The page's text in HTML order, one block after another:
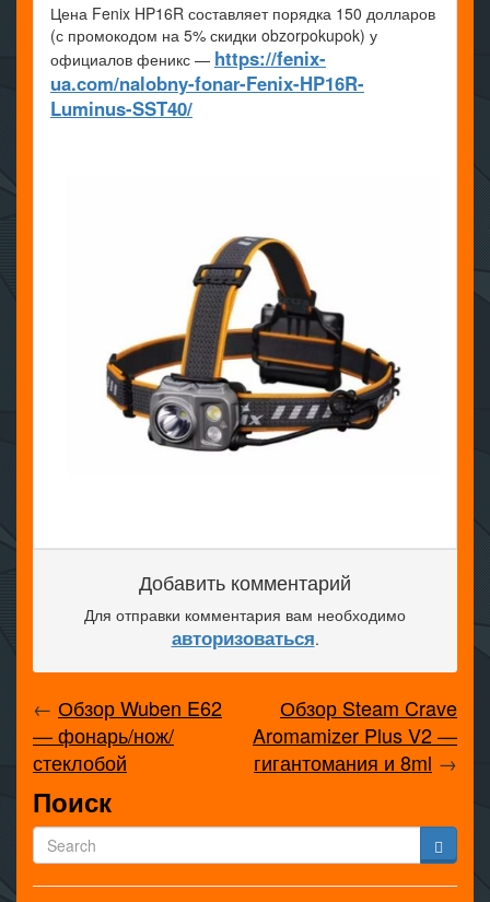
Цена Fenix HP16R составляет порядка 150 долларов
(с промокодом на 5% скидки obzorpokupok) у
официалов феникс — https://fenix-
ua.com/nalobny-fonar-Fenix-HP16R-
Luminus-SST40/
Добавить комментарий
Для отправки комментария вам необходимо
авторизоваться.
← Обзор Wuben E62
— фонарь/нож/
стеклобой
Обзор Steam Crave
Aromamizer Plus V2 —
гигантомания и 8ml →
Поиск